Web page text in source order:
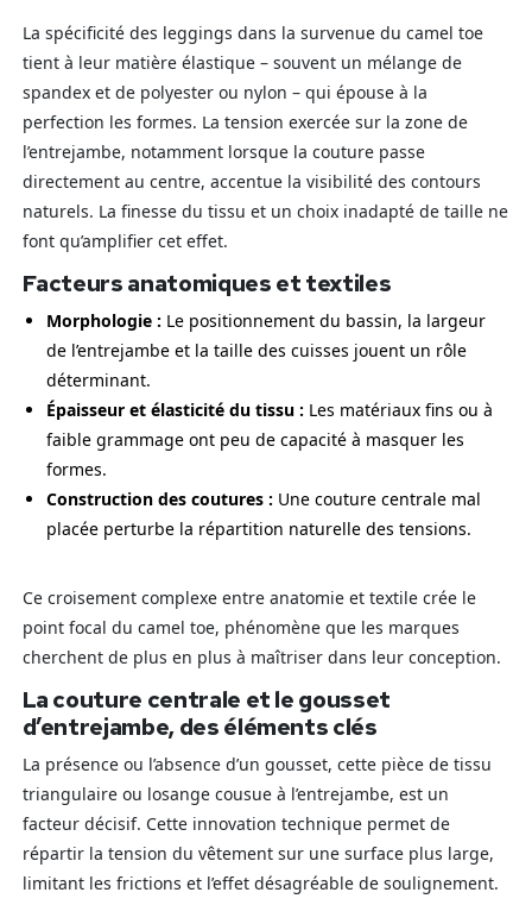
La spécificité des leggings dans la survenue du camel toe
tient à leur matière élastique – souvent un mélange de
spandex et de polyester ou nylon – qui épouse à la
perfection les formes. La tension exercée sur la zone de
l’entrejambe, notamment lorsque la couture passe
directement au centre, accentue la visibilité des contours
naturels. La finesse du tissu et un choix inadapté de taille ne
font qu’amplifier cet effet.
Facteurs anatomiques et textiles
Morphologie : Le positionnement du bassin, la largeur
de l’entrejambe et la taille des cuisses jouent un rôle
déterminant.
Épaisseur et élasticité du tissu : Les matériaux fins ou à
faible grammage ont peu de capacité à masquer les
formes.
Construction des coutures : Une couture centrale mal
placée perturbe la répartition naturelle des tensions.
Ce croisement complexe entre anatomie et textile crée le
point focal du camel toe, phénomène que les marques
cherchent de plus en plus à maîtriser dans leur conception.
La couture centrale et le gousset
d’entrejambe, des éléments clés
La présence ou l’absence d’un gousset, cette pièce de tissu
triangulaire ou losange cousue à l’entrejambe, est un
facteur décisif. Cette innovation technique permet de
répartir la tension du vêtement sur une surface plus large,
limitant les frictions et l’effet désagréable de soulignement.